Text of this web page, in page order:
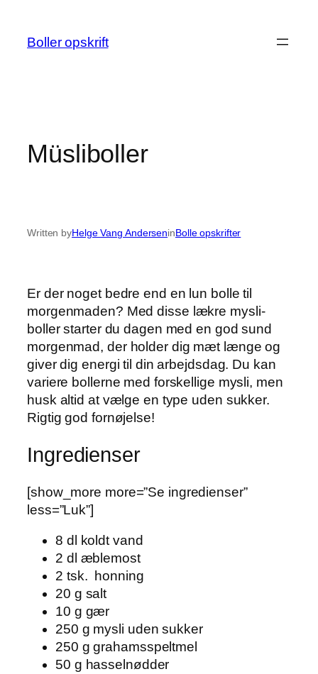
indhold
Boller opskrift
Müsliboller
Written byHelge Vang AnderseninBolle opskrifter
Er der noget bedre end en lun bolle til
morgenmaden? Med disse lækre mysli-
boller starter du dagen med en god sund
morgenmad, der holder dig mæt længe og
giver dig energi til din arbejdsdag. Du kan
variere bollerne med forskellige mysli, men
husk altid at vælge en type uden sukker.
Rigtig god fornøjelse!
Ingredienser
[show_more more=”Se ingredienser”
less=”Luk”]
8 dl koldt vand
2 dl æblemost
2 tsk. honning
20 g salt
10 g gær
250 g mysli uden sukker
250 g grahamsspeltmel
50 g hasselnødder